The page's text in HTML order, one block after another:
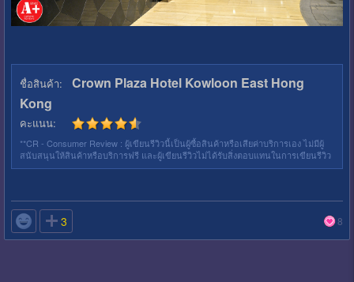
ชื่อสินค้า:
Crown Plaza Hotel Kowloon East Hong
Kong
คะแนน:
**CR - Consumer Review : ผู้เขียนรีวิวนี้เป็นผู้ซื้อสินค้าหรือเสียค่าบริการเอง ไม่มีผู้
สนับสนุนให้สินค้าหรือบริการฟรี และผู้เขียนรีวิวไม่ได้รับสิ่งตอบแทนในการเขียนรีวิว
 3 8